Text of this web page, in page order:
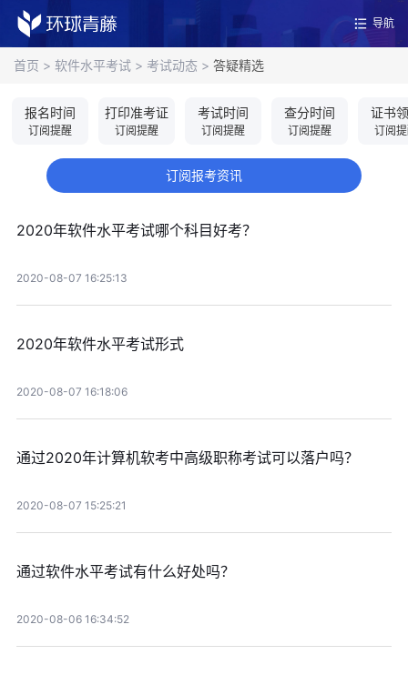
导航
首页 > 软件水平考试 > 考试动态 > 答疑精选
报名时间
订阅提醒
打印准考证
订阅提醒
考试时间
订阅提醒
查分时间
订阅提醒
证书
订阅
订阅报考资讯
2020年软件水平考试哪个科目好考？
2020-08-07 16:25:13
2020年软件水平考试形式
2020-08-07 16:18:06
通过2020年计算机软考中高级职称考试可以落户吗？
2020-08-07 15:25:21
通过软件水平考试有什么好处吗？
2020-08-06 16:34:52